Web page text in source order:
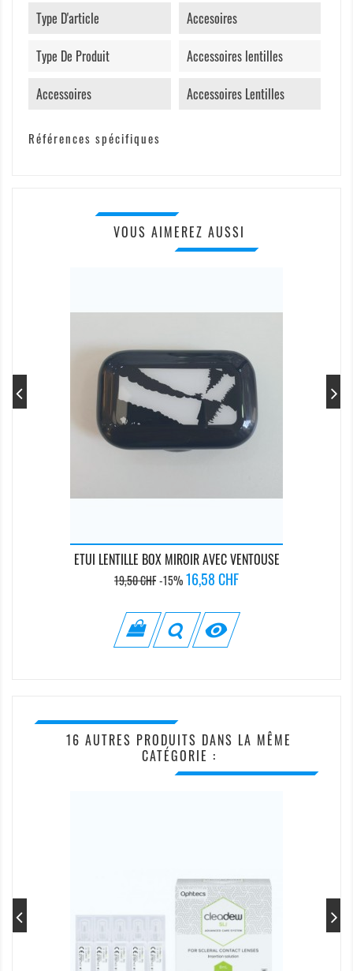
Type D'article
Accesoires
Type De Produit
Accessoires lentilles
Accessoires
Accessoires Lentilles
Références spécifiques
VOUS AIMEREZ AUSSI
ETUI LENTILLE BOX MIROIR AVEC VENTOUSE
Prix
de
base
19,50 CHF-15%Prix
16,58 CHF

16 AUTRES PRODUITS DANS LA MÊME
CATÉGORIE :